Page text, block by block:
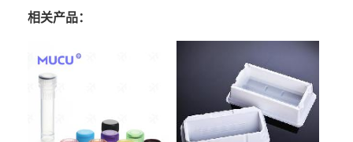
相关产品：